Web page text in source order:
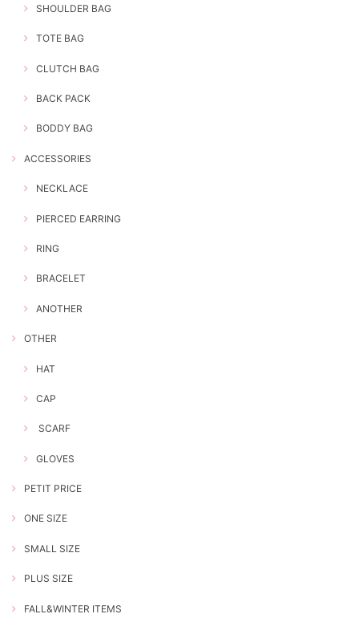
SHOULDER BAG
TOTE BAG
CLUTCH BAG
BACK PACK
BODDY BAG
ACCESSORIES
NECKLACE
PIERCED EARRING
RING
BRACELET
ANOTHER
OTHER
HAT
CAP
SCARF
GLOVES
PETIT PRICE
ONE SIZE
SMALL SIZE
PLUS SIZE
FALL&WINTER ITEMS